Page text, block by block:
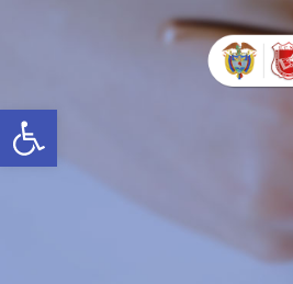
Abrir barra de herramientas